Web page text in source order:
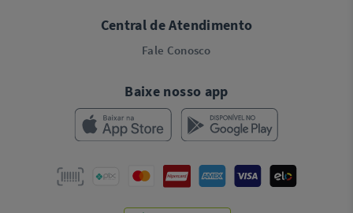
Central de Atendimento
Fale Conosco
Baixe nosso app